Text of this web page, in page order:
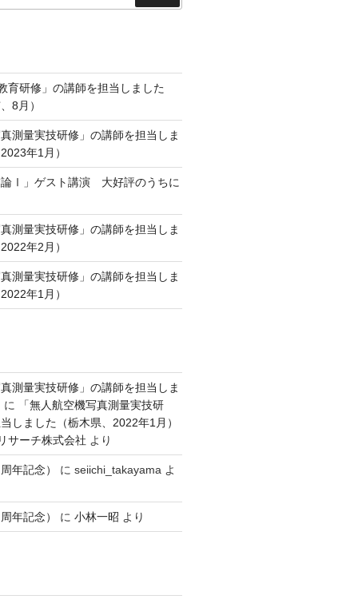
索
育研修」の講師を担当しました
8月）
測量実技研修」の講師を担当しま
年1月）
論Ⅰ」ゲスト講演 大好評のうちに
測量実技研修」の講師を担当しま
年2月）
測量実技研修」の講師を担当しま
年1月）
測量実技研修」の講師を担当しま
に
「無人航空機写真測量実技研
しました（栃木県、2022年1月）
サーチ株式会社 より
年記念） に seiichi_takayama よ
年記念） に 小林一昭 より